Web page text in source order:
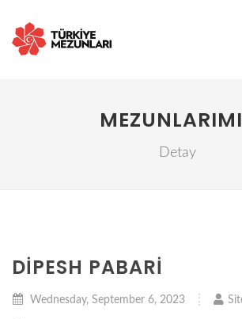
Detay
DIPESH PABARI
Wednesday, September 6, 2023